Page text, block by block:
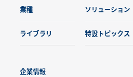
業種 ソリューション
ライブラリ 特設トピックス
企業情報